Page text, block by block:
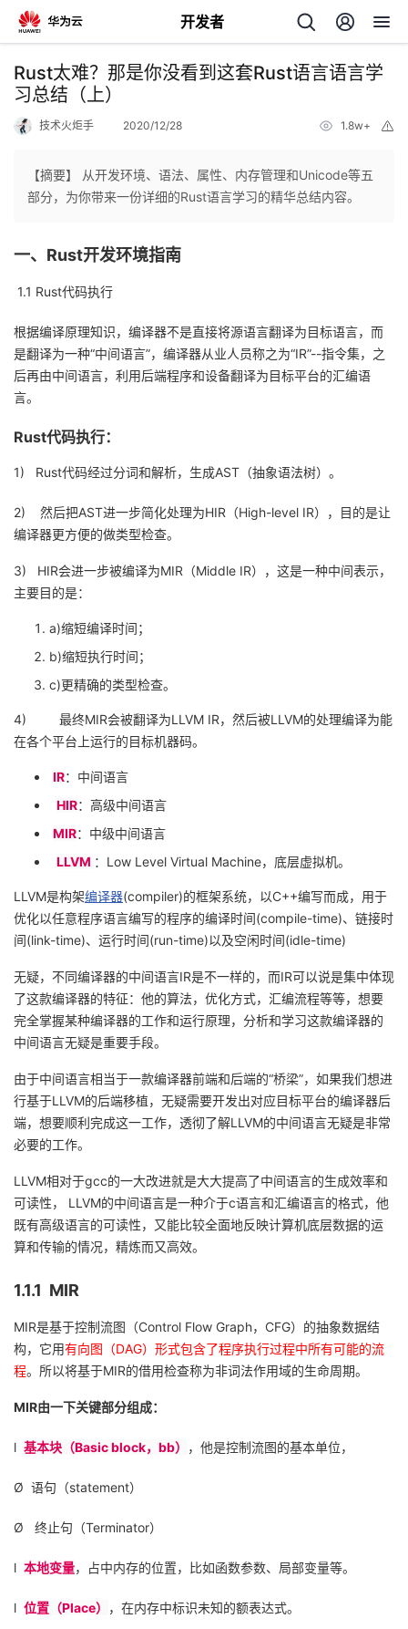
开发者
返
回
人
页
我
开
发
者
的
博
我
的
坛
我
圈
的
播
我
活
的
注
我
开
者
学
堂
的
课
我
的
证
我
实
的
藏
的
我
支
持
我
技
术
支
持
的
云
声
建
Rust太难？那是你没看到这套Rust语言语言学
习总结（上）
技术火炬手 2020/12/28 1.8w+
【摘要】 从开发环境、语法、属性、内存管理和Unicode等五
部分，为你带来一份详细的Rust语言学习的精华总结内容。
一、 Rust开发环境指南
1.1 Rust代码执行
根据编译原理知识，编译器不是直接将源语言翻译为目标语言，而
是翻译为一种“中间语言”，编译器从业人员称之为“IR”--指令集，之
后再由中间语言，利用后端程序和设备翻译为目标平台的汇编语
言。
Rust代码执行：
1) Rust代码经过分词和解析，生成AST （抽象语法树）。
2) 然后把AST进一步简化处理为HIR （High-level IR），目的是让
编译器更方便的做类型检查。
3) HIR会进一步被编译为MIR （Middle IR），这是一种中间表示，
主要目的是：
a)缩短编译时间；
b)缩短执行时间；
c)更精确的类型检查。
4) 最终MIR会被翻译为LLVM IR，然后被LLVM的处理编译为能
在各个平台上运行的目标机器码。
IR：中间语言
HIR：高级中间语言
MIR：中级中间语言
LLVM ： Low Level Virtual Machine，底层虚拟机。
LLVM是构架编译器(compiler)的框架系统，以C++编写而成，用于
优化以任意程序语言编写的程序的编译时间(compile-time)、链接时
间(link-time)、运行时间(run-time)以及空闲时间(idle-time)
无疑，不同编译器的中间语言IR是不一样的，而IR可以说是集中体现
了这款编译器的特征：他的算法，优化方式，汇编流程等等，想要
完全掌握某种编译器的工作和运行原理，分析和学习这款编译器的
中间语言无疑是重要手段。
由于中间语言相当于一款编译器前端和后端的“桥梁”，如果我们想进
行基于LLVM的后端移植，无疑需要开发出对应目标平台的编译器后
端，想要顺利完成这一工作，透彻了解LLVM的中间语言无疑是非常
必要的工作。
LLVM相对于gcc的一大改进就是大大提高了中间语言的生成效率和
可读性，
LLVM的中间语言是一种介于c语言和汇编语言的格式，他
既有高级语言的可读性，又能比较全面地反映计算机底层数据的运
算和传输的情况，精炼而又高效。
1.1.1 MIR
MIR是基于控制流图（Control Flow Graph， CFG）的抽象数据结
构，它用有向图（DAG）形式包含了程序执行过程中所有可能的流
程。所以将基于MIR的借用检查称为非词法作用域的生命周期。
MIR由一下关键部分组成：
l 基本块（Basic block， bb） ，他是控制流图的基本单位，
Ø 语句（statement）
Ø 终止句（Terminator）
l 本地变量，占中内存的位置，比如函数参数、局部变量等。
l 位置（Place） ，在内存中标识未知的额表达式。